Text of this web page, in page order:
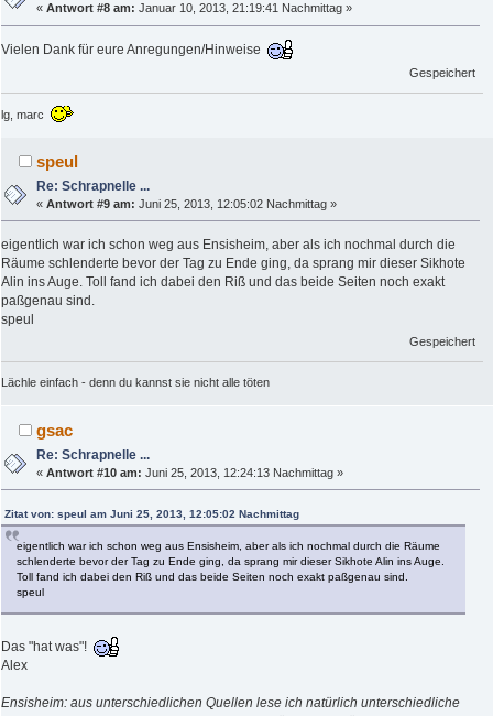
«Antwort #8 am: Januar 10, 2013, 21:19:41 Nachmittag »
Vielen Dank für eure Anregungen/Hinweise
Gespeichert
lg, marc
speul
Re: Schrapnelle ...
«Antwort #9 am: Juni 25, 2013, 12:05:02 Nachmittag »
eigentlich war ich schon weg aus Ensisheim, aber als ich nochmal durch die
Räume schlenderte bevor der Tag zu Ende ging, da sprang mir dieser Sikhote
Alin ins Auge. Toll fand ich dabei den Riß und das beide Seiten noch exakt
paßgenau sind.
speul
Gespeichert
Lächle einfach - denn du kannst sie nicht alle töten
gsac
Re: Schrapnelle ...
«Antwort #10 am: Juni 25, 2013, 12:24:13 Nachmittag »
Zitat von: speul am Juni 25, 2013, 12:05:02 Nachmittag
eigentlich war ich schon weg aus Ensisheim, aber als ich nochmal durch die Räume
schlenderte bevor der Tag zu Ende ging, da sprang mir dieser Sikhote Alin ins Auge.
Toll fand ich dabei den Riß und das beide Seiten noch exakt paßgenau sind.
speul
Das "hat was"!
Alex
Ensisheim: aus unterschiedlichen Quellen lese ich natürlich unterschiedliche